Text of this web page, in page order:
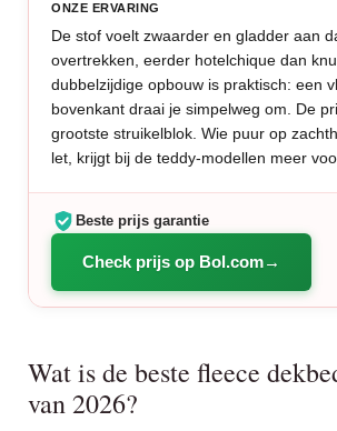
ONZE ERVARING
De stof voelt zwaarder en gladder aan
overtrekken, eerder hotelchique dan
dubbelzijdige opbouw is praktisch: een
bovenkant draai je simpelweg om. De
grootste struikelblok. Wie puur op
let, krijgt bij de teddy-modellen meer
Beste prijs garantie
Check prijs op Bol.com
Wat is de beste fleece
van 2026?